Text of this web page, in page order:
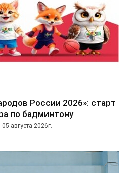
России 2026»: старт
по бадминтону
05 августа 2026г.